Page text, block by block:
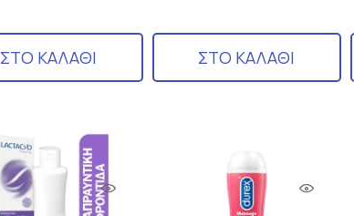
ΣΤΟ ΚΑΛΑΘΙ ΣΤΟ ΚΑΛΑΘΙ